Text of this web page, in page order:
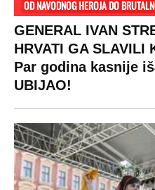
VESTI
Politika
Ekonomija
Beograd
Zasadi drvo
Kosovo
SHOWBIZ
Kviz